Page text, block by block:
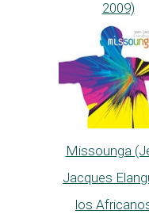
2009)
Missounga
Jacques
los